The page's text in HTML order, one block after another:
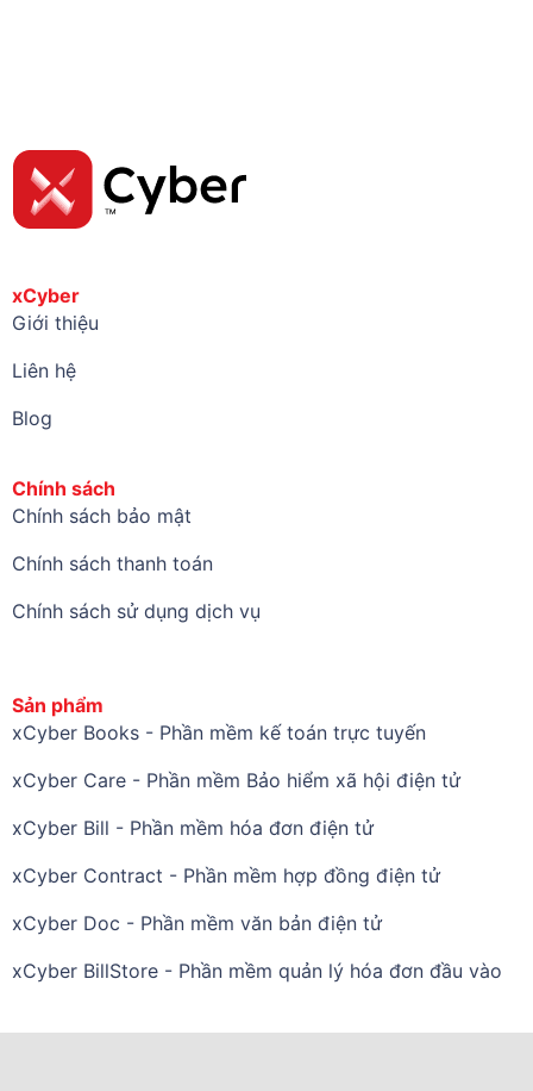
xCyber
Giới thiệu
Liên hệ
Blog
Chính sách
Chính sách bảo mật
Chính sách thanh toán
Chính sách sử dụng dịch vụ
Sản phẩm
xCyber Books - Phần mềm kế toán trực tuyến
xCyber Care - Phần mềm Bảo hiểm xã hội điện tử
xCyber Bill - Phần mềm hóa đơn điện tử
xCyber Contract - Phần mềm hợp đồng điện tử
xCyber Doc - Phần mềm văn bản điện tử
xCyber BillStore - Phần mềm quản lý hóa đơn đầu vào